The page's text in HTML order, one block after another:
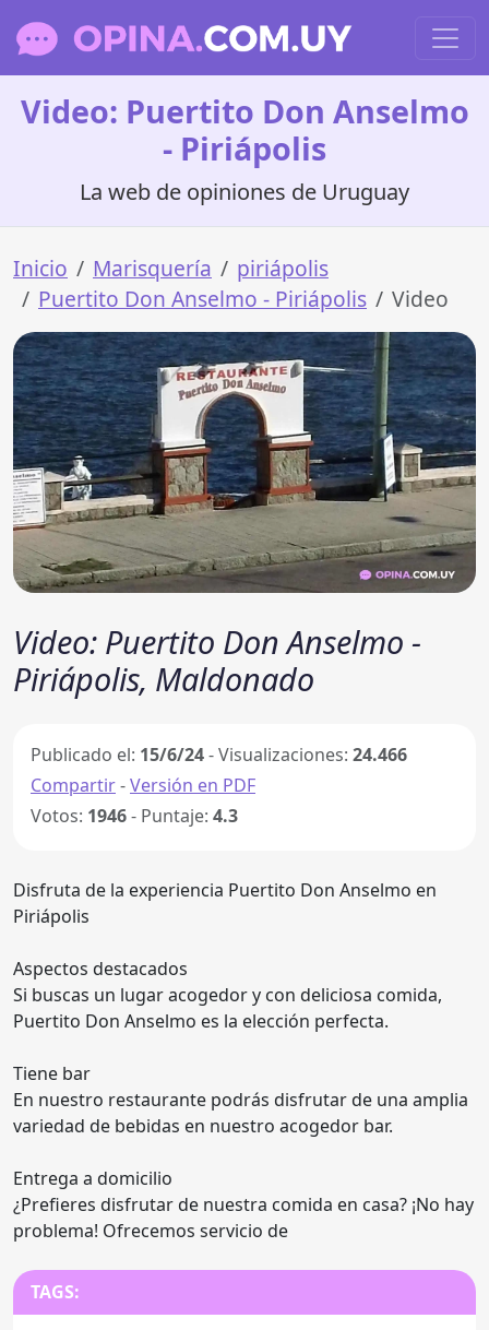
Video: Puertito Don Anselmo
- Piriápolis
La web de opiniones de Uruguay
Inicio Marisquería
piriápolis
Puertito Don Anselmo - Piriápolis
Video
Video: Puertito Don Anselmo -
Piriápolis, Maldonado
Publicado el: 15/6/24- Visualizaciones: 24.466
Compartir-Versión en PDF
Votos: 1946- Puntaje: 4.3
Disfruta de la experiencia Puertito Don Anselmo en
Piriápolis
Aspectos destacados
Si buscas un lugar acogedor y con deliciosa comida,
Puertito Don Anselmo es la elección perfecta.
Tiene bar
En nuestro restaurante podrás disfrutar de una amplia
variedad de bebidas en nuestro acogedor bar.
Entrega a domicilio
¿Prefieres disfrutar de nuestra comida en casa? ¡No hay
problema! Ofrecemos servicio de
TAGS: